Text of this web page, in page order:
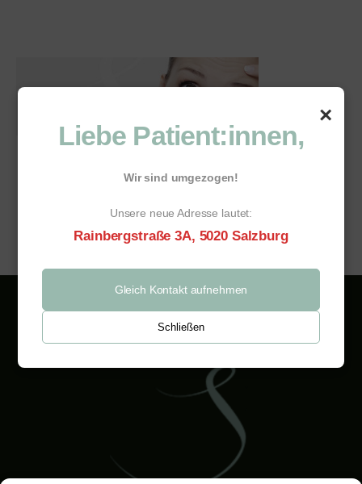
×
Liebe Patient:innen,
Wir sind umgezogen!
Unsere neue Adresse lautet:
Rainbergstraße 3A, 5020 Salzburg
Gleich Kontakt aufnehmen
Schließen